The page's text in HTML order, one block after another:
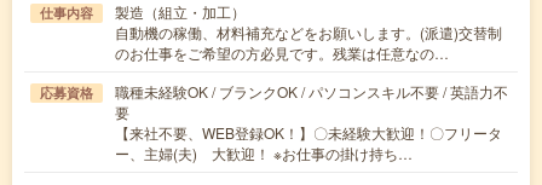
仕事内容
製造（組立・加工）
自動機の稼働、材料補充などをお願いします。(派遣)交替制
のお仕事をご希望の方必見です。残業は任意なの…
応募資格
職種未経験OK / ブランクOK / パソコンスキル不要 / 英語力不
要
【来社不要、WEB登録OK！】〇未経験大歓迎！〇フリータ
ー、主婦(夫) 大歓迎！ ※お仕事の掛け持ち…